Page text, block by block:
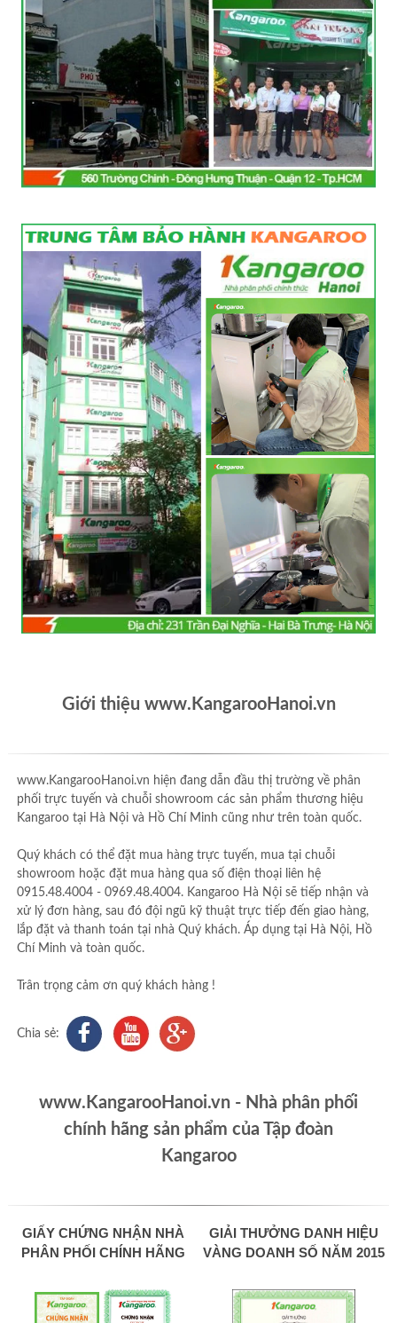
Giới thiệu www.KangarooHanoi.vn
www.KangarooHanoi.vn hiện đang dẫn đầu thị trường về phân
phối trực tuyến và chuỗi showroom các sản phẩm thương hiệu
Kangaroo tại Hà Nội và Hồ Chí Minh cũng như trên toàn quốc.
Quý khách có thể đặt mua hàng trực tuyến, mua tại chuỗi
showroom hoặc đặt mua hàng qua số điện thoại liên hệ
0915.48.4004 - 0969.48.4004. Kangaroo Hà Nội sẽ tiếp nhận và
xử lý đơn hàng, sau đó đội ngũ kỹ thuật trực tiếp đến giao hàng,
lắp đặt và thanh toán tại nhà Quý khách. Áp dụng tại Hà Nội, Hồ
Chí Minh và toàn quốc.
Trân trọng cảm ơn quý khách hàng !
Chia sẻ:
www.KangarooHanoi.vn - Nhà phân phối
chính hãng sản phẩm của Tập đoàn
Kangaroo
GIẤY CHỨNG NHẬN NHÀ
PHÂN PHỐI CHÍNH HÃNG
GIẢI THƯỞNG DANH HIỆU
VÀNG DOANH SỐ NĂM 2015